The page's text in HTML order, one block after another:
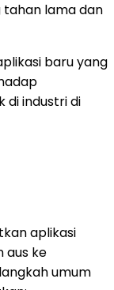
tahan lama dan
baru yang
di industri di
aplikasi
aus ke
umum